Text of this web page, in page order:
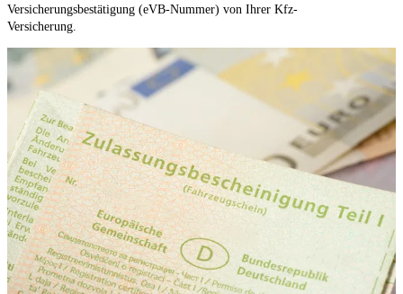
Versicherungsbestätigung (eVB-Nummer) von Ihrer Kfz-
Versicherung.